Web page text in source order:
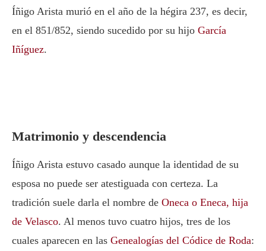
Íñigo Arista murió en el año de la hégira 237, es decir,
en el 851/852, siendo sucedido por su hijo García
Iñíguez.
Matrimonio y descendencia
Íñigo Arista estuvo casado aunque la identidad de su
esposa no puede ser atestiguada con certeza. La
tradición suele darla el nombre de Oneca o Eneca, hija
de Velasco. Al menos tuvo cuatro hijos, tres de los
cuales aparecen en las Genealogías del Códice de Roda: